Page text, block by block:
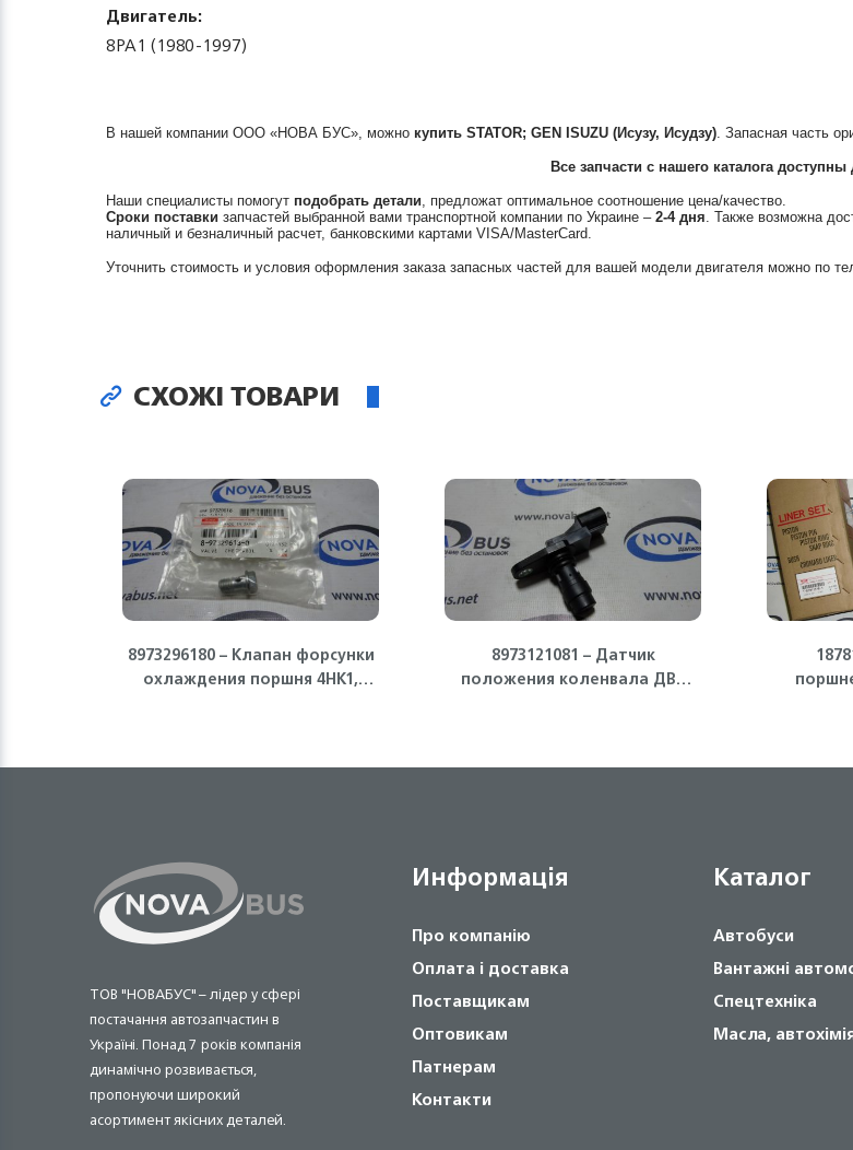
Двигатель:
8PA1 (1980-1997)
В нашей компании ООО «НОВА БУС», можно купить STATOR; GEN ISUZU (Исузу, Исудзу). Запасная часть
Все запчасти с нашего каталога доступны
Наши специалисты помогут подобрать детали, предложат оптимальное соотношение цена/качество.
Сроки поставки запчастей выбранной вами транспортной компании по Украине – 2-4 дня. Также возможна
наличный и безналичный расчет, банковскими картами VISA/MasterCard.
Уточнить стоимость и условия оформления заказа запасных частей для вашей модели двигателя можно по
СХОЖІ ТОВАРИ
8973296180 – Клапан форсунки
охлаждения поршня 4HK1,
8973121081 – Датчик
положения коленвала ДВС
ТОВ "НОВАБУС" – лідер у сфері
постачання автозапчастин в
Україні. Понад 7 років компанія
динамічно розвивається,
пропонуючи широкий
асортимент якісних деталей.
Информація
Про компанію
Оплата і доставка
Поставщикам
Оптовикам
Патнерам
Контакти
Каталог
Автобуси
Вантажні
Спецтехніка
Масла,